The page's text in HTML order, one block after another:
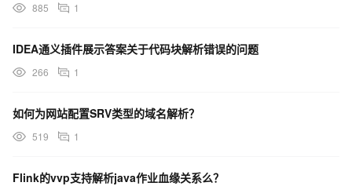
885 1
IDEA通义插件展示答案关于代码块解析错误的问题
266 1
如何为网站配置SRV类型的域名解析？
519 1
Flink的vvp支持解析java作业血缘关系么？